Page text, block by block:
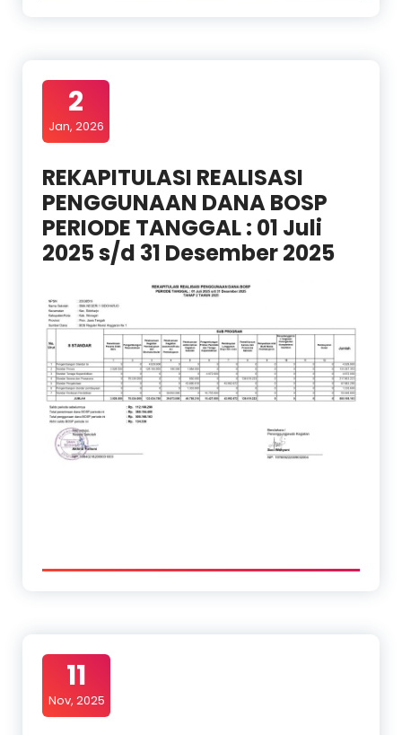
2
Jan, 2026
REKAPITULASI REALISASI
PENGGUNAAN DANA BOSP
PERIODE TANGGAL : 01 Juli
2025 s/d 31 Desember 2025
11
Nov, 2025